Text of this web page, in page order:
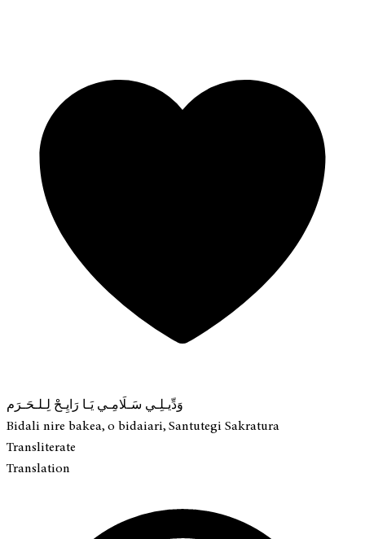
وَدِّيـلِـي سَـلَامِـي يَـا رَايِـحْ لِـلـحَـرَم
Bidali nire bakea, o bidaiari, Santutegi Sakratura
Transliterate
Translation